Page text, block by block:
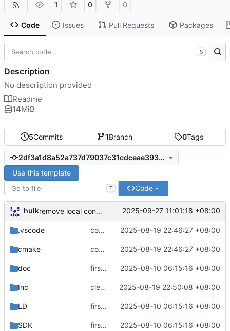
1 0 0
Code Issues Pull Requests Packages
5Commits 1Branch 0Tags
2df3a1d8a52a737d79037c31cdceae39385beb4b
Use this template
T Code
hulk remove local config 2025-09-27 11:01:18 +08:00
.vscode commit 2025-08-19 22:46:27 +08:00
cmake commit 2025-08-19 22:46:27 +08:00
doc first commit 2025-08-10 06:15:16 +08:00
Inc clear template 2025-08-19 22:50:08 +08:00
LD first commit 2025-08-10 06:15:16 +08:00
SDK first commit 2025-08-10 06:15:16 +08:00
S
Description
No description provided
Readme
14MiB